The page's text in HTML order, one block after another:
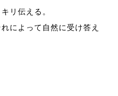
リ伝える。
によって自然に受け答え